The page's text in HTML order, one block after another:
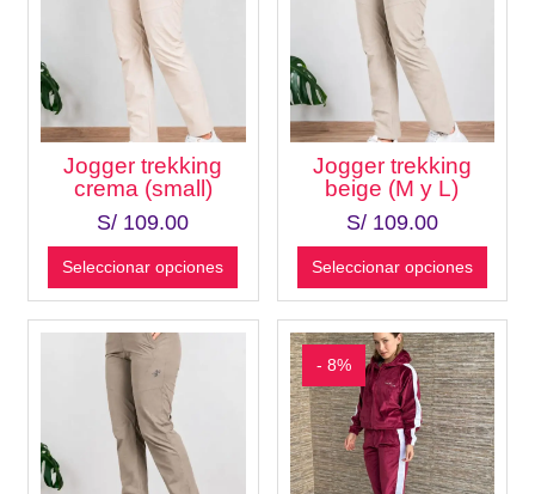
Jogger trekking
crema (small)
S/ 109.00
Seleccionar opciones
Jogger trekking
beige (M y L)
S/109.00
Seleccionar opciones
- 8%